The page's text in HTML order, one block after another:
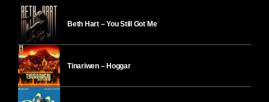
Beth Hart – You Still Got Me
Tinariwen – Hoggar